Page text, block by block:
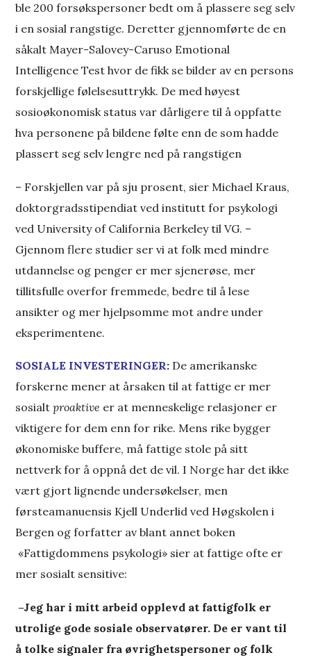
ble 200 forsøkspersoner bedt om å plassere seg selv
i en sosial rangstige. Deretter gjennomførte de en
såkalt Mayer-Salovey-Caruso Emotional
Intelligence Test hvor de fikk se bilder av en persons
forskjellige følelsesuttrykk. De med høyest
sosioøkonomisk status var dårligere til å oppfatte
hva personene på bildene følte enn de som hadde
plassert seg selv lengre ned på rangstigen
– Forskjellen var på sju prosent, sier Michael Kraus,
doktorgradsstipendiat ved institutt for psykologi
ved University of California Berkeley til VG. –
Gjennom flere studier ser vi at folk med mindre
utdannelse og penger er mer sjenerøse, mer
tillitsfulle overfor fremmede, bedre til å lese
ansikter og mer hjelpsomme mot andre under
eksperimentene.
SOSIALE INVESTERINGER: De amerikanske
forskerne mener at årsaken til at fattige er mer
sosialtproaktive er at menneskelige relasjoner er
viktigere for dem enn for rike. Mens rike bygger
økonomiske buffere, må fattige stole på sitt
nettverk for å oppnå det de vil. I Norge har det ikke
vært gjort lignende undersøkelser, men
førsteamanuensis Kjell Underlid ved Høgskolen i
Bergen og forfatter av blant annet boken
«Fattigdommens psykologi» sier at fattige ofte er
mer sosialt sensitive:
–Jeg har i mitt arbeid opplevd at fattigfolk er
utrolige gode sosiale observatører. De er vant til
å tolke signaler fra øvrighetspersoner og folk